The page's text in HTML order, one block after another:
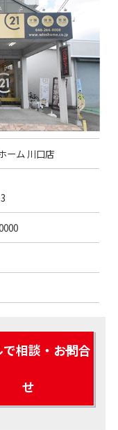
ーム 川口店
で相談・お問合
せ